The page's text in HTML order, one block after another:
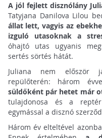
A jól fejlett disznólány
Tatyjana Danilova Lilou
állat lett, vagyis az
izguló utasoknak a
óhajtó utas ugyanis
sertés sörtés hátát.
Juliana nem először
repülőterén: három
süldőként pár hetet már
tulajdonosa és a
egymással a disznó
Három év elteltével